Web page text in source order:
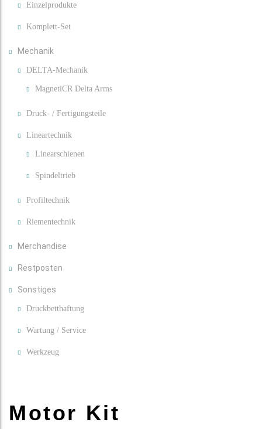
Einzelprodukte
Komplett-Set
Mechanik
DELTA-Mechanik
MagnetiCR Delta Arms
Druck- / Fertigungsteile
Lineartechnik
Linearschienen
Spindeltrieb
Profiltechnik
Riementechnik
Merchandise
Restposten
Sonstiges
Druckbetthaftung
Wartung / Service
Werkzeug
Motor Kit